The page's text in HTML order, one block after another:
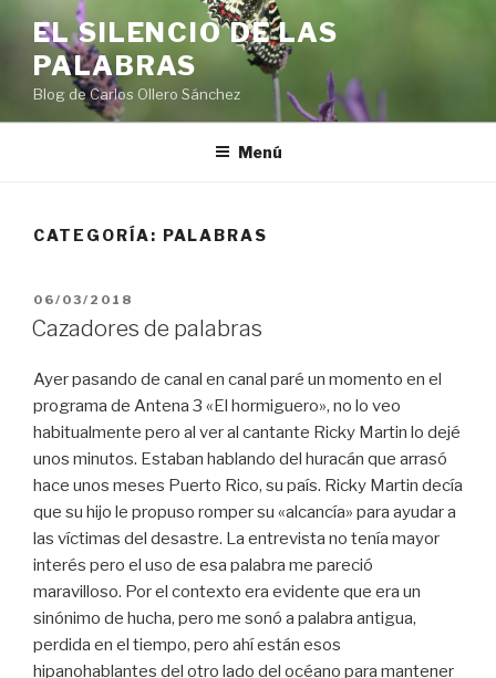
contenido
EL SILENCIO DE LAS
PALABRAS
Blog de Carlos Ollero Sánchez
Menú
CATEGORÍA: PALABRAS
PUBLICADO
EL
06/03/2018
Cazadores de palabras
Ayer pasando de canal en canal paré un momento en el
programa de Antena 3 «El hormiguero», no lo veo
habitualmente pero al ver al cantante Ricky Martin lo dejé
unos minutos. Estaban hablando del huracán que arrasó
hace unos meses Puerto Rico, su país. Ricky Martin decía
que su hijo le propuso romper su «alcancía» para ayudar a
las víctimas del desastre. La entrevista no tenía mayor
interés pero el uso de esa palabra me pareció
maravilloso. Por el contexto era evidente que era un
sinónimo de hucha, pero me sonó a palabra antigua,
perdida en el tiempo, pero ahí están esos
hipanohablantes del otro lado del océano para mantener